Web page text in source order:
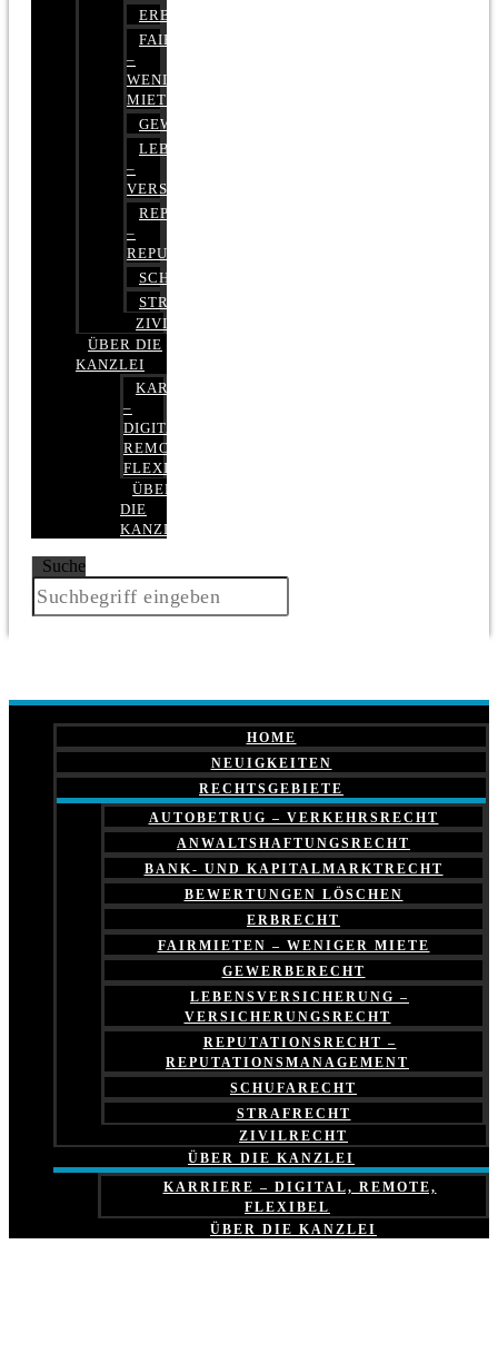
ERBRECHT
FAIRMIETEN
–
WENIGER
MIETE
GEWERBERECHT
LEBENSVERSICHERUNG
–
VERSICHERUNGSRECHT
REPUTATIONSRECHT
–
REPUTATIONSMANAGEMENT
SCHUFARECHT
STRAFRECHT
ZIVILRECHT
ÜBER DIE
KANZLEI
KARRIERE
–
DIGITAL,
REMOTE,
FLEXIBEL
ÜBER
DIE
KANZLEI
Suche
HOME
NEUIGKEITEN
RECHTSGEBIETE
AUTOBETRUG – VERKEHRSRECHT
ANWALTSHAFTUNGSRECHT
BANK- UND KAPITALMARKTRECHT
BEWERTUNGEN LÖSCHEN
ERBRECHT
FAIRMIETEN – WENIGER MIETE
GEWERBERECHT
LEBENSVERSICHERUNG –
VERSICHERUNGSRECHT
REPUTATIONSRECHT –
REPUTATIONSMANAGEMENT
SCHUFARECHT
STRAFRECHT
ZIVILRECHT
ÜBER DIE KANZLEI
KARRIERE – DIGITAL, REMOTE,
FLEXIBEL
ÜBER DIE KANZLEI